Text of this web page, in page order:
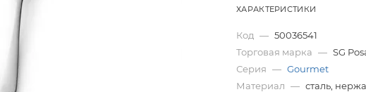
ХАРАКТЕРИСТИКИ
Код — 50036541
Торговая марка — SG
Серия — Gourmet
Материал — сталь,